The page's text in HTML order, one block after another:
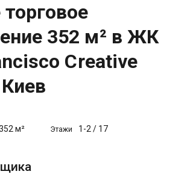
352 м² в ЖК
Creative
м² Этажи 1-2 / 17